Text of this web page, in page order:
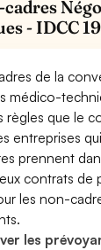
- IDCC
de la
médico-
règles que le
entreprises
prennent
contrats de
les non-
les